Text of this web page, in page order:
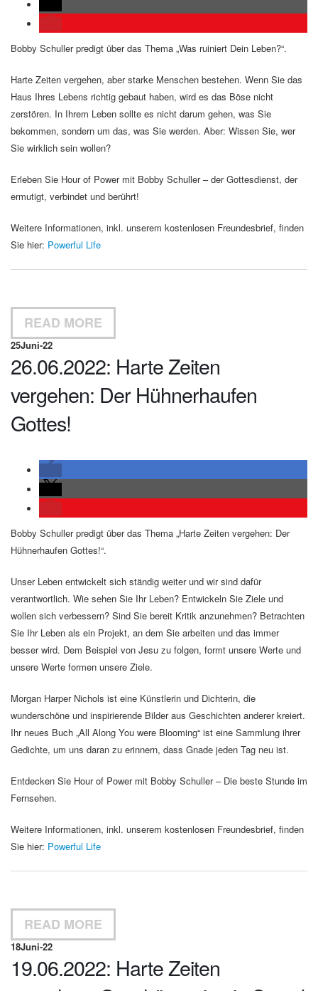
Bobby Schuller predigt über das Thema „Was ruiniert Dein Leben?“.
Harte Zeiten vergehen, aber starke Menschen bestehen. Wenn Sie das
Haus Ihres Lebens richtig gebaut haben, wird es das Böse nicht
zerstören. In Ihrem Leben sollte es nicht darum gehen, was Sie
bekommen, sondern um das, was Sie werden. Aber: Wissen Sie, wer
Sie wirklich sein wollen?
Erleben Sie Hour of Power mit Bobby Schuller – der Gottesdienst, der
ermutigt, verbindet und berührt!
Weitere Informationen, inkl. unserem kostenlosen Freundesbrief, finden
Sie hier: Powerful Life
READ MORE
25Juni-22
26.06.2022: Harte Zeiten
vergehen: Der Hühnerhaufen
Gottes!
Bobby Schuller predigt über das Thema „Harte Zeiten vergehen: Der
Hühnerhaufen Gottes!“.
Unser Leben entwickelt sich ständig weiter und wir sind dafür
verantwortlich. Wie sehen Sie Ihr Leben? Entwickeln Sie Ziele und
wollen sich verbessern? Sind Sie bereit Kritik anzunehmen? Betrachten
Sie Ihr Leben als ein Projekt, an dem Sie arbeiten und das immer
besser wird. Dem Beispiel von Jesu zu folgen, formt unsere Werte und
unsere Werte formen unsere Ziele.
Morgan Harper Nichols ist eine Künstlerin und Dichterin, die
wunderschöne und inspirierende Bilder aus Geschichten anderer kreiert.
Ihr neues Buch „All Along You were Blooming“ ist eine Sammlung ihrer
Gedichte, um uns daran zu erinnern, dass Gnade jeden Tag neu ist.
Entdecken Sie Hour of Power mit Bobby Schuller – Die beste Stunde im
Fernsehen.
Weitere Informationen, inkl. unserem kostenlosen Freundesbrief, finden
Sie hier: Powerful Life
READ MORE
18Juni-22
19.06.2022: Harte Zeiten